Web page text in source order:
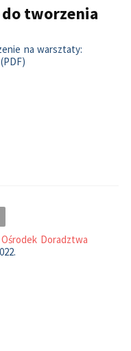
tworzenia
na warsztaty:
Ośrodek Doradztwa